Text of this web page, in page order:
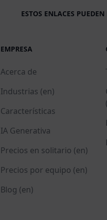
ESTOS ENLACES
EMPRESA
Acerca de
Industrias (en)
Características
IA Generativa
Precios en solitario (en)
Precios por equipo (en)
Blog (en)